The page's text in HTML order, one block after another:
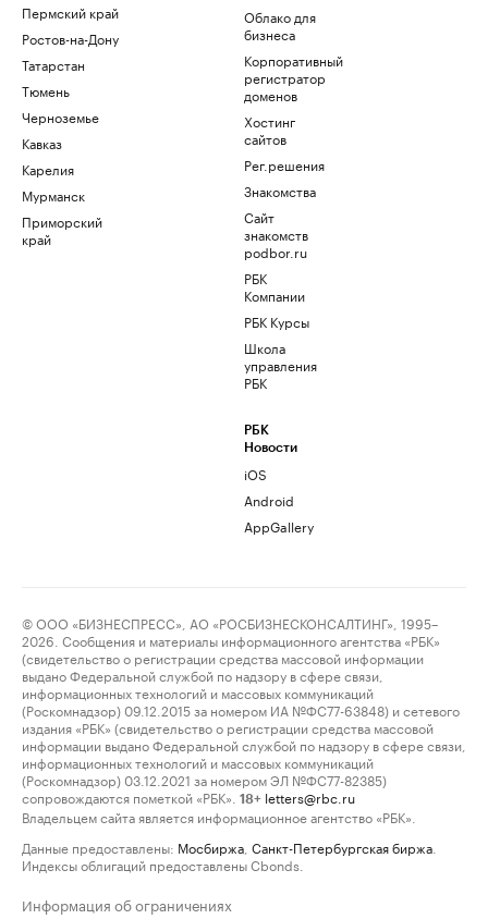
Пермский край
Ростов-на-Дону
Татарстан
Тюмень
Черноземье
Кавказ
Карелия
Мурманск
Приморский
край
Облако для
бизнеса
Корпоративный
регистратор
доменов
Хостинг
сайтов
Рег.решения
Знакомства
Сайт
знакомств
podbor.ru
РБК
Компании
РБК Курсы
Школа
управления
РБК
РБК
Новости
iOS
Android
AppGallery
© ООО «БИЗНЕСПРЕСС», АО «РОСБИЗНЕСКОНСАЛТИНГ», 1995–
2026. Сообщения и материалы информационного агентства «РБК»
(свидетельство о регистрации средства массовой информации
выдано Федеральной службой по надзору в сфере связи,
информационных технологий и массовых коммуникаций
(Роскомнадзор) 09.12.2015 за номером ИА №ФС77-63848) и сетевого
издания «РБК» (свидетельство о регистрации средства массовой
информации выдано Федеральной службой по надзору в сфере связи,
информационных технологий и массовых коммуникаций
(Роскомнадзор) 03.12.2021 за номером ЭЛ №ФС77-82385)
сопровождаются пометкой «РБК».
18+ letters@rbc.ru
Владельцем сайта является информационное агентство «РБК».
Данные предоставлены: Мосбиржа Санкт-Петербургская биржа
Индексы облигаций предоставлены Cbonds.
Информация об ограничениях